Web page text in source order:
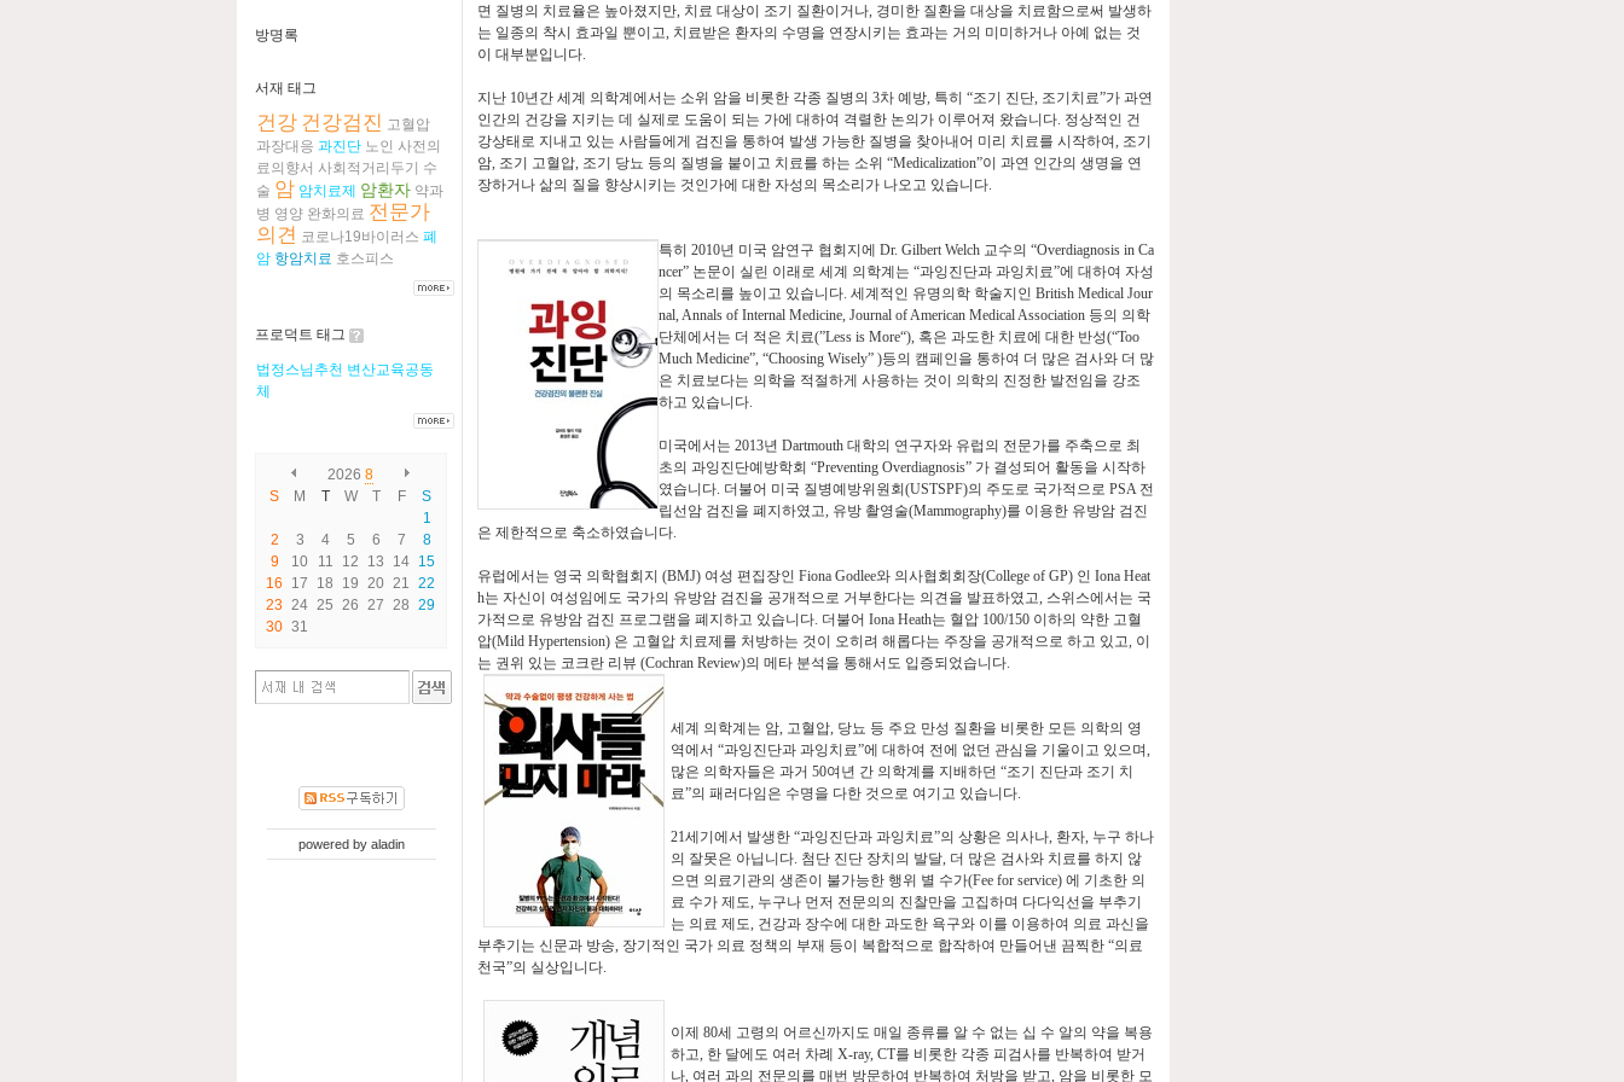
방명록
서재 태그
건강 건강검진 고혈압
과장대응 과진단 노인 사전의
료의향서 사회적거리두기
수
술 암 암치료제 암환자 약과
병 영양 완화의료 전문가
의견 코로나19바이러스 폐
암 항암치료 호스피스
프로덕트 태그
법정스님추천 변산교육공동
체
2026 8
S
M T W T F
S
1
2
3 4 5 6 7
8
9
10 11 12 13 14 15
16
17 18 19 20 21 22
23 24 25 26 27 28 29
30 31
powered by aladin
면 질병의 치료율은 높아졌지만, 치료 대상이 조기 질환이거나, 경미한 질환을 대상을 치료함으로써 발생하
는 일종의 착시 효과일 뿐이고, 치료받은 환자의 수명을 연장시키는 효과는 거의 미미하거나 아예 없는 것
이 대부분입니다.
지난 10년간 세계 의학계에서는 소위 암을 비롯한 각종 질병의 3차 예방, 특히 “조기 진단, 조기치료”가 과연
인간의 건강을 지키는 데 실제로 도움이 되는 가에 대하여 격렬한 논의가 이루어져 왔습니다. 정상적인 건
강상태로 지내고 있는 사람들에게 검진을 통하여 발생 가능한 질병을 찾아내어 미리 치료를 시작하여, 조기
암, 조기 고혈압, 조기 당뇨 등의 질병을 붙이고 치료를 하는 소위 “Medicalization”이 과연 인간의 생명을 연
장하거나 삶의 질을 향상시키는 것인가에 대한 자성의 목소리가 나오고 있습니다.
특히 2010년 미국 암연구 협회지에 Dr. Gilbert Welch 교수의 “Overdiagnosis in Ca
ncer” 논문이 실린 이래로 세계 의학계는 “과잉진단과 과잉치료”에 대하여 자성
의 목소리를 높이고 있습니다. 세계적인 유명의학 학술지인 British Medical Jour
nal, Annals of Internal Medicine, Journal of American Medical Association 등의 의학
단체에서는 더 적은 치료(”Less is More“), 혹은 과도한 치료에 대한 반성(“Too
Much Medicine”, “Choosing Wisely” )등의 캠페인을 통하여 더 많은 검사와 더 많
은 치료보다는 의학을 적절하게 사용하는 것이 의학의 진정한 발전임을 강조
하고 있습니다.
미국에서는 2013년 Dartmouth 대학의 연구자와 유럽의 전문가를 주축으로 최
초의 과잉진단예방학회 “Preventing Overdiagnosis” 가 결성되어 활동을 시작하
였습니다. 더불어 미국 질병예방위원회 (USTSPF)의 주도로 국가적으로 PSA 전
립선암 검진을 폐지하였고, 유방 촬영술(Mammography)를 이용한 유방암 검진
은 제한적으로 축소하였습니다.
유럽에서는 영국 의학협회지 (BMJ) 여성 편집장인 Fiona Godlee와 의사협회회장(College of GP) 인 Iona Heat
h는 자신이 여성임에도 국가의 유방암 검진을 공개적으로 거부한다는 의견을 발표하였고, 스위스에서는 국
가적으로 유방암 검진 프로그램을 폐지하고 있습니다. 더불어 Iona Heath는 혈압 100/150 이하의 약한 고혈
압(Mild Hypertension) 은 고혈압 치료제를 처방하는 것이 오히려 해롭다는 주장을 공개적으로 하고 있고, 이
는 권위 있는 코크란 리뷰 (Cochran Review)의 메타 분석을 통해서도 입증되었습니다.
세계 의학계는 암, 고혈압, 당뇨 등 주요 만성 질환을 비롯한 모든 의학의 영
역에서 “과잉진단과 과잉치료”에 대하여 전에 없던 관심을 기울이고 있으며,
많은 의학자들은 과거 50여년 간 의학계를 지배하던 “조기 진단과 조기 치
료”의 패러다임은 수명을 다한 것으로 여기고 있습니다.
21세기에서 발생한 “과잉진단과 과잉치료”의 상황은 의사나, 환자, 누구 하나
의 잘못은 아닙니다. 첨단 진단 장치의 발달, 더 많은 검사와 치료를 하지 않
으면 의료기관의 생존이 불가능한 행위 별 수가(Fee for service) 에 기초한 의
료 수가 제도, 누구나 먼저 전문의의 진찰만을 고집하며 다다익선을 부추기
는 의료 제도, 건강과 장수에 대한 과도한 욕구와 이를 이용하여 의료 과신을
부추기는 신문과 방송, 장기적인 국가 의료 정책의 부재 등이 복합적으로 합작하여 만들어낸 끔찍한 “의료
천국”의 실상입니다.
이제 80세 고령의 어르신까지도 매일 종류를 알 수 없는 십 수 알의 약을 복용
하고, 한 달에도 여러 차례 X-ray, CT를 비롯한 각종 피검사를 반복하여 받거
나, 여러 과의 전문의를 매번 방문하여 반복하여 처방을 받고, 암을 비롯한 모